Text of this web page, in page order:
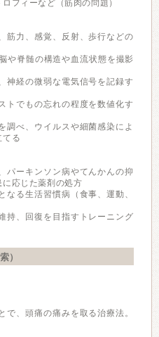
フィーなど（筋肉の問題）
筋力、感覚、反射、歩行などの
や脊髄の構造や血流状態を撮影
神経の微弱な電気信号を記録す
トでもの忘れの程度を数値化す
調べ、ウイルスや細菌感染によ
てる
パーキンソン病やてんかんの抑
応じた薬剤の処方
なる生活習慣病（食事、運動、
持、回復を目指すトレーニング
）
、頭痛の痛みを取る治療法。